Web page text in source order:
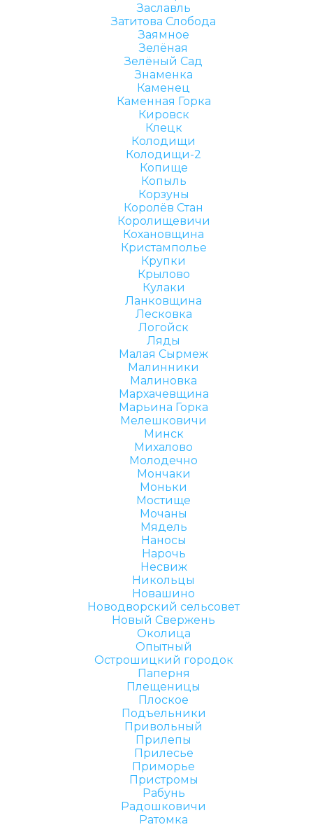
Заславль
Затитова Слобода
Заямное
Зелёная
Зелёный Сад
Знаменка
Каменец
Каменная Горка
Кировск
Клецк
Колодищи
Колодищи-2
Копище
Копыль
Корзуны
Королёв Стан
Королищевичи
Кохановщина
Кристамполье
Крупки
Крылово
Кулаки
Ланковщина
Лесковка
Логойск
Ляды
Малая Сырмеж
Малинники
Малиновка
Мархачевщина
Марьина Горка
Мелешковичи
Минск
Михалово
Молодечно
Мончаки
Моньки
Мостище
Мочаны
Мядель
Наносы
Нарочь
Несвиж
Никольцы
Новашино
Новодворский сельсовет
Новый Свержень
Околица
Опытный
Острошицкий городок
Паперня
Плещеницы
Плоское
Подъельники
Привольный
Прилепы
Прилесье
Приморье
Пристромы
Рабунь
Радошковичи
Ратомка